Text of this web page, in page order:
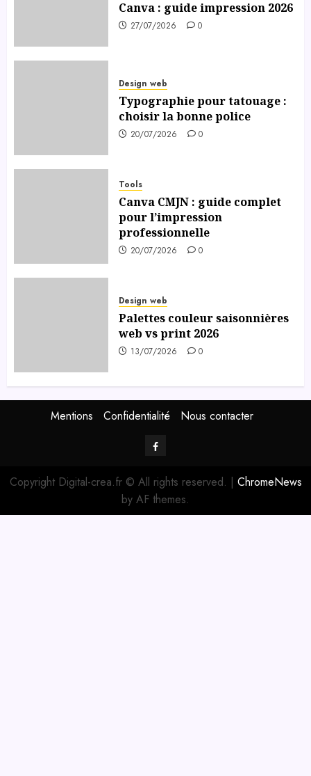
Canva : guide impression 2026
27/07/2026 0
Design web
Typographie pour tatouage :
choisir la bonne police
20/07/2026 0
Tools
Canva CMJN : guide complet
pour l’impression
professionnelle
20/07/2026 0
Design web
Palettes couleur saisonnières
web vs print 2026
13/07/2026 0
Mentions Confidentialité Nous contacter
Facebook
Créa
Copyright Digital-crea.fr © All rights reserved. | ChromeNews
by AF themes.